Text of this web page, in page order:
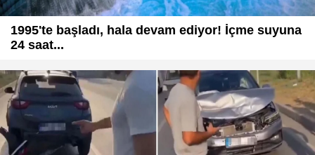
1995'te başladı, hala devam ediyor! İçme suyuna
24 saat...